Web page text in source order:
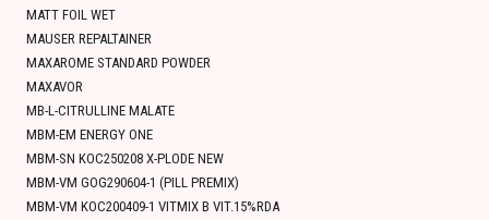
MATT FOIL WET
MAUSER REPALTAINER
MAXAROME STANDARD POWDER
MAXAVOR
MB-L-CITRULLINE MALATE
MBM-EM ENERGY ONE
MBM-SN KOC250208 X-PLODE NEW
MBM-VM GOG290604-1 (PILL PREMIX)
MBM-VM KOC200409-1 VITMIX B VIT.15%RDA